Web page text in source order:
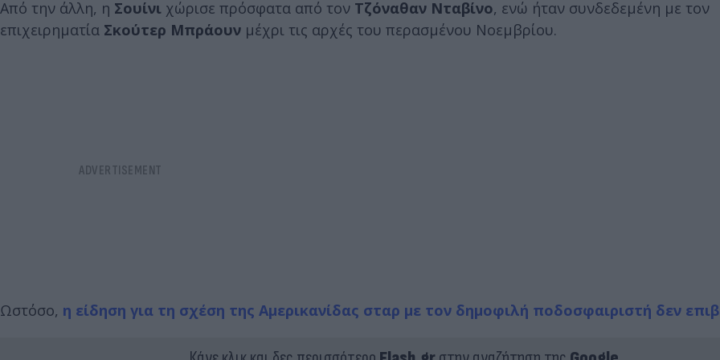
Από την άλλη, η Σουίνι χώρισε πρόσφατα από τον Τζόναθαν Νταβίνο, ενώ ήταν συνδεδεμένη με τον
επιχειρηματία Σκούτερ Μπράουν μέχρι τις αρχές του περασμένου Νοεμβρίου.
Ωστόσο, η είδηση για τη σχέση της Αμερικανίδας σταρ με τον δημοφιλή ποδοσφαιριστή δεν